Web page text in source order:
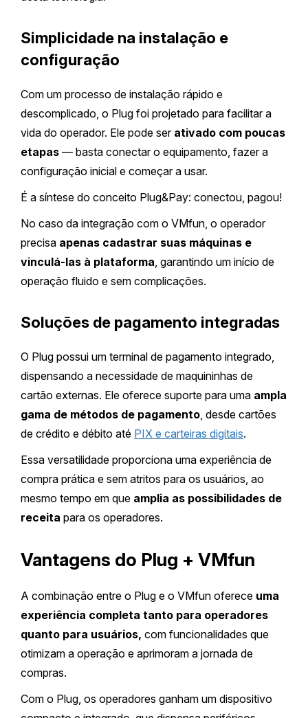
Simplicidade na instalação e
configuração
Com um processo de instalação rápido e
descomplicado, o Plug foi projetado para facilitar a
vida do operador. Ele pode ser ativado com poucas
etapas — basta conectar o equipamento, fazer a
configuração inicial e começar a usar.
É a síntese do conceito Plug&Pay: conectou, pagou!
No caso da integração com o VMfun, o operador
precisa apenas cadastrar suas máquinas e
vinculá-las à plataforma , garantindo um início de
operação fluido e sem complicações.
Soluções de pagamento integradas
O Plug possui um terminal de pagamento integrado,
dispensando a necessidade de maquininhas de
cartão externas. Ele oferece suporte para uma ampla
gama de métodos de pagamento , desde cartões
de crédito e débito até PIX e carteiras digitais.
Essa versatilidade proporciona uma experiência de
compra prática e sem atritos para os usuários, ao
mesmo tempo em que amplia as possibilidades de
receita para os operadores.
Vantagens do Plug + VMfun
A combinação entre o Plug e o VMfun oferece uma
experiência completa tanto para operadores
quanto para usuários, com funcionalidades que
otimizam a operação e aprimoram a jornada de
compras.
Com o Plug, os operadores ganham um dispositivo